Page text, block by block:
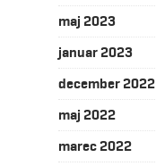
maj 2023
januar 2023
december 2022
maj 2022
marec 2022